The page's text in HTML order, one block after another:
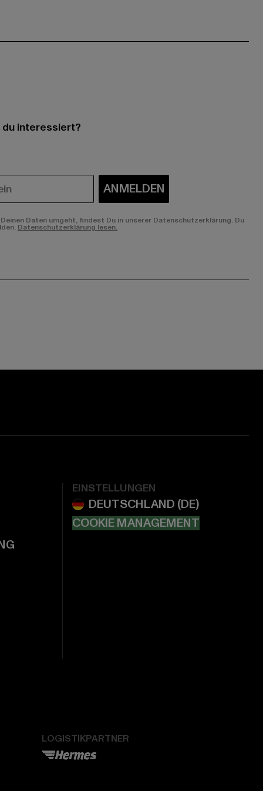
interessiert?
ANMELDEN
Daten umgeht, findest Du in unserer Datenschutzerklärung. Du
Datenschutzerklärung lesen.
EINSTELLUNGEN
COOKIE MANAGEMENT
LOGISTIKPARTNER